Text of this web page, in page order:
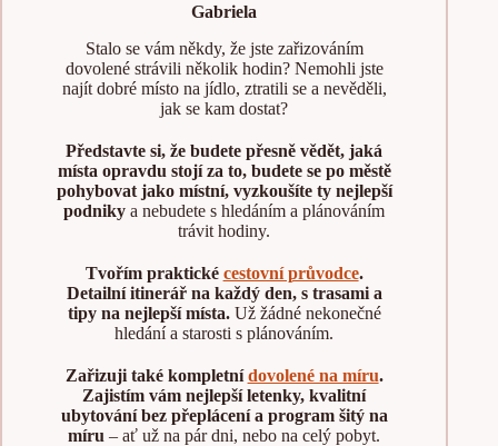
Gabriela
Stalo se vám někdy, že jste zařizováním
dovolené strávili několik hodin? Nemohli jste
najít dobré místo na jídlo, ztratili se a nevěděli,
jak se kam dostat?
Představte si, že budete přesně vědět, jaká
místa opravdu stojí za to, budete se po městě
pohybovat jako místní, vyzkoušíte ty nejlepší
podniky a nebudete s hledáním a plánováním
trávit hodiny.
Tvořím praktické cestovní průvodce.
Detailní itinerář na každý den, s trasami a
tipy na nejlepší místa.Už žádné nekonečné
hledání a starosti s plánováním.
Zařizuji také kompletnídovolené na míru.
Zajistím vám nejlepší letenky, kvalitní
ubytování bez přeplácení a program šitý na
míru – ať už na pár dni, nebo na celý pobyt.